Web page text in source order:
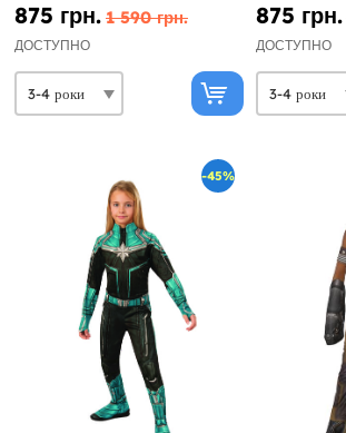
875 грн. 1 590 грн.
ДОСТУПНО
875 грн.
ДОСТУПНО
-45%